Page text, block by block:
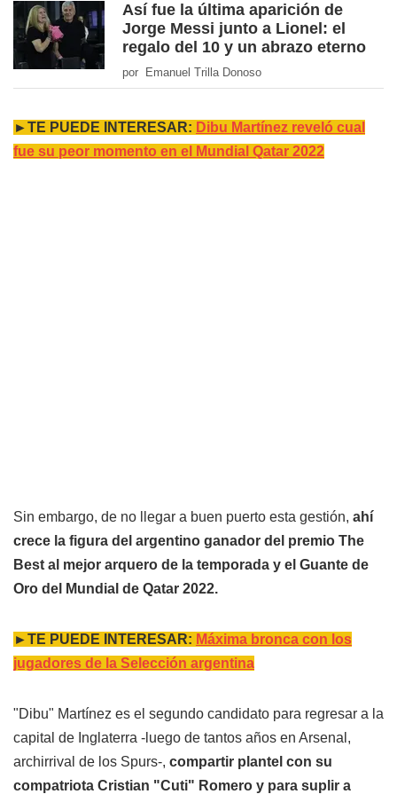
Así fue la última aparición de
Jorge Messi junto a Lionel: el
regalo del 10 y un abrazo eterno
por Emanuel Trilla Donoso
►TE PUEDE INTERESAR: Dibu Martínez reveló cual
fue su peor momento en el Mundial Qatar 2022
Sin embargo, de no llegar a buen puerto esta gestión, ahí
crece la figura del argentino ganador del premio The
Best al mejor arquero de la temporada y el Guante de
Oro del Mundial de Qatar 2022.
►TE PUEDE INTERESAR: Máxima bronca con los
jugadores de la Selección argentina
"Dibu" Martínez es el segundo candidato para regresar a la
capital de Inglaterra -luego de tantos años en Arsenal,
archirrival de los Spurs-, compartir plantel con su
compatriota Cristian "Cuti" Romero y para suplir a